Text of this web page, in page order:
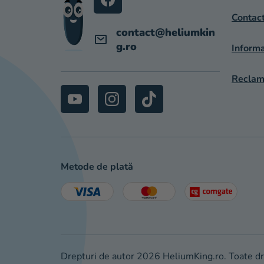
contact@heliumkin
g.ro
Metode de plată
Drepturi de autor 2026 HeliumKing.ro. Toate